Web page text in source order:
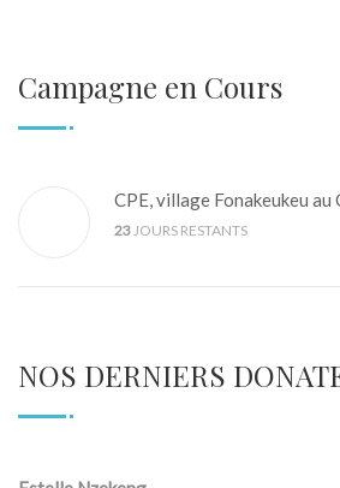
Campagne en Cours
CPE, village Fonakeukeu au
23JOURS RESTANTS
NOS DERNIERS